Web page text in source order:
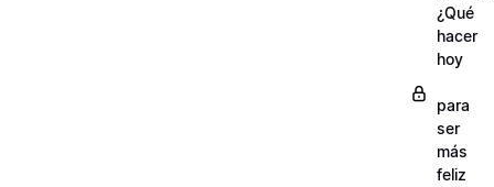
¿Qué
hacer
hoy
para
ser
más
feliz